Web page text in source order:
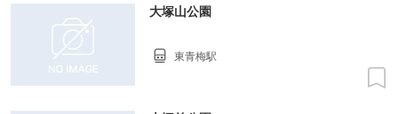
大塚山公園
東青梅駅